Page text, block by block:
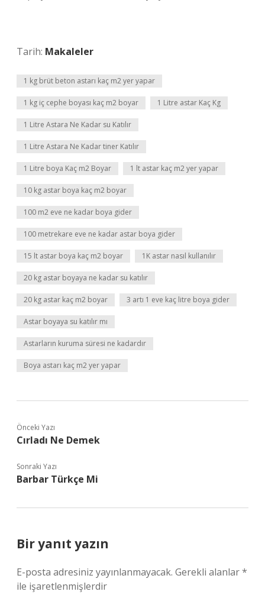
Tarih: Makaleler
1 kg brüt beton astarı kaç m2 yer yapar
1 kg iç cephe boyası kaç m2 boyar 1 Litre astar Kaç Kg
1 Litre Astara Ne Kadar su Katılır
1 Litre Astara Ne Kadar tiner Katılır
1 Litre boya Kaç m2 Boyar 1 lt astar kaç m2 yer yapar
10 kg astar boya kaç m2 boyar
100 m2 eve ne kadar boya gider
100 metrekare eve ne kadar astar boya gider
15 lt astar boya kaç m2 boyar 1K astar nasıl kullanılır
20 kg astar boyaya ne kadar su katılır
20 kg astar kaç m2 boyar 3 artı 1 eve kaç litre boya gider
Astar boyaya su katılır mı
Astarların kuruma süresi ne kadardır
Boya astarı kaç m2 yer yapar
Önceki Yazı
Cırladı Ne Demek
Sonraki Yazı
Barbar Türkçe Mi
Bir yanıt yazın
E-posta adresiniz yayınlanmayacak. Gerekli alanlar*
ile işaretlenmişlerdir